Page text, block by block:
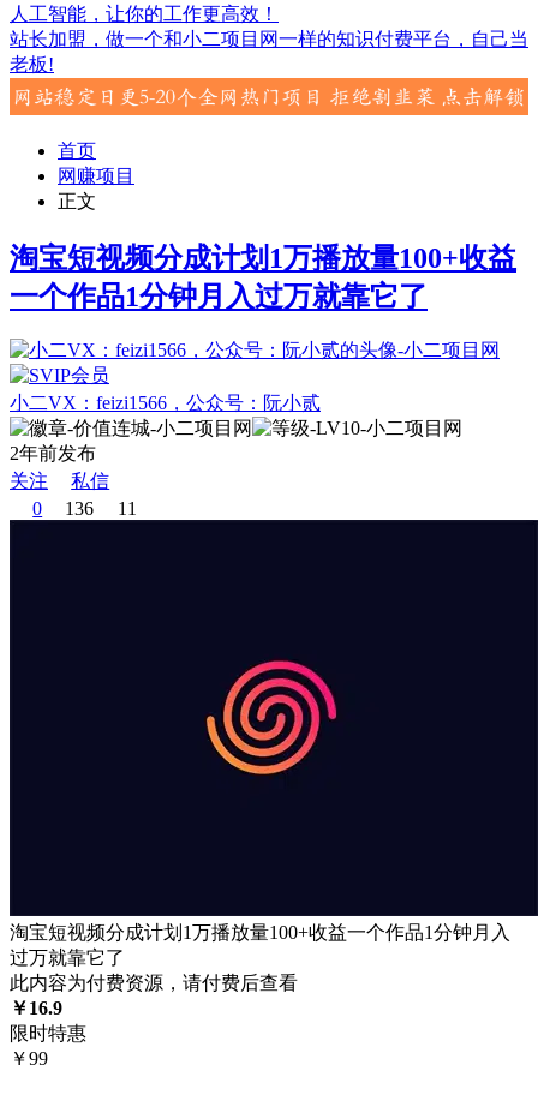
人工智能，让你的工作更高效！
站长加盟，做一个和小二项目网一样的知识付费平台，自己当
老板!
首页
网赚项目
正文
淘宝短视频分成计划1万播放量100+收益
一个作品1分钟月入过万就靠它了
小二VX：feizi1566，公众号：阮小贰
2年前发布
关注
私信
0
136 11
淘宝短视频分成计划1万播放量100+收益一个作品1分钟月入
过万就靠它了
此内容为付费资源，请付费后查看
￥16.9
限时特惠
￥99